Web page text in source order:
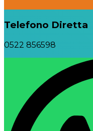
Telefono Diretta
0522 856598